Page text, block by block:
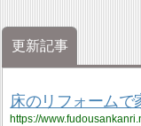
更新記事
床のリフォームで